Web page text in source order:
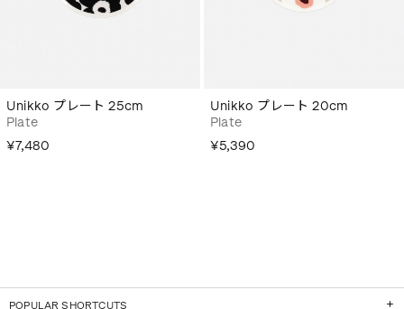
Unikko プレート 25cm
Plate
¥7,480
Unikko プレート 20cm
Plate
¥5,390
POPULAR SHORTCUTS